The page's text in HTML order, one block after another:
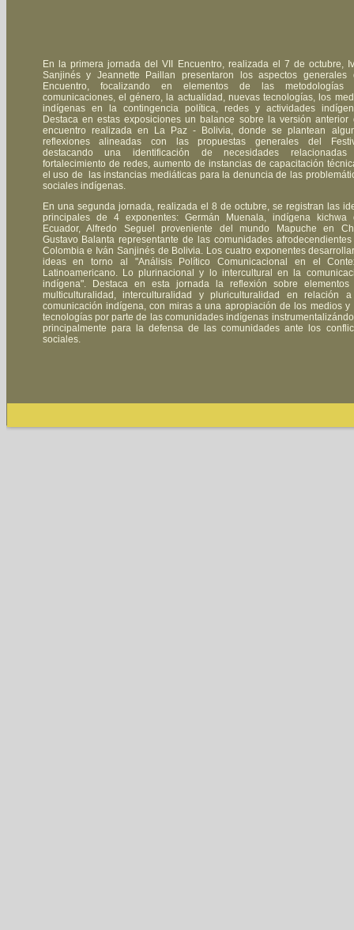
En la primera jornada del VII Encuentro, realizada el 7 de octubre,
Sanjinés y Jeannette Paillan presentaron los aspectos generales
Encuentro, focalizando en elementos de las metodologías
comunicaciones, el género, la actualidad, nuevas tecnologías, los
indígenas en la contingencia política, redes y actividades
Destaca en estas exposiciones un balance sobre la versión anterior
encuentro realizada en La Paz - Bolivia, donde se plantean
reflexiones alineadas con las propuestas generales del
destacando una identificación de necesidades
fortalecimiento de redes, aumento de instancias de capacitación
el uso de las instancias mediáticas para la denuncia de las
sociales indígenas.
En una segunda jornada, realizada el 8 de octubre, se registran las
principales de 4 exponentes: Germán Muenala, indígena kichwa
Ecuador, Alfredo Seguel proveniente del mundo Mapuche en
Gustavo Balanta representante de las comunidades
Colombia e Iván Sanjinés de Bolivia. Los cuatro exponentes
ideas en torno al "Análisis Político Comunicacional en el
Latinoamericano. Lo plurinacional y lo intercultural en la
indígena". Destaca en esta jornada la reflexión sobre elementos
multiculturalidad, interculturalidad y pluriculturalidad en relación
comunicación indígena, con miras a una apropiación de los medios y
tecnologías por parte de las comunidades indígenas
principalmente para la defensa de las comunidades ante los
sociales.